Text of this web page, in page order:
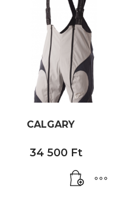
CALGARY
34 500 Ft